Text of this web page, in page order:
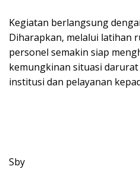
Kegiatan berlangsung
Diharapkan, melalui latihan
personel semakin siap
kemungkinan situasi
institusi dan pelayanan
Sby